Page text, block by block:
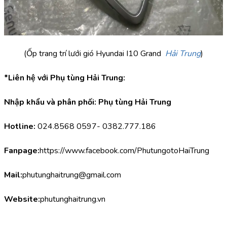
(Ốp trang trí lưới gió Hyundai I10 Grand Hải Trung)
*Liên hệ với Phụ tùng Hải Trung:
Nhập khẩu và phân phối: Phụ tùng Hải Trung
Hotline: 024.8568 0597- 0382.777.186
Fanpage:https://www.facebook.com/PhutungotoHaiTrung
Mail:phutunghaitrung@gmail.com
Website:phutunghaitrung.vn